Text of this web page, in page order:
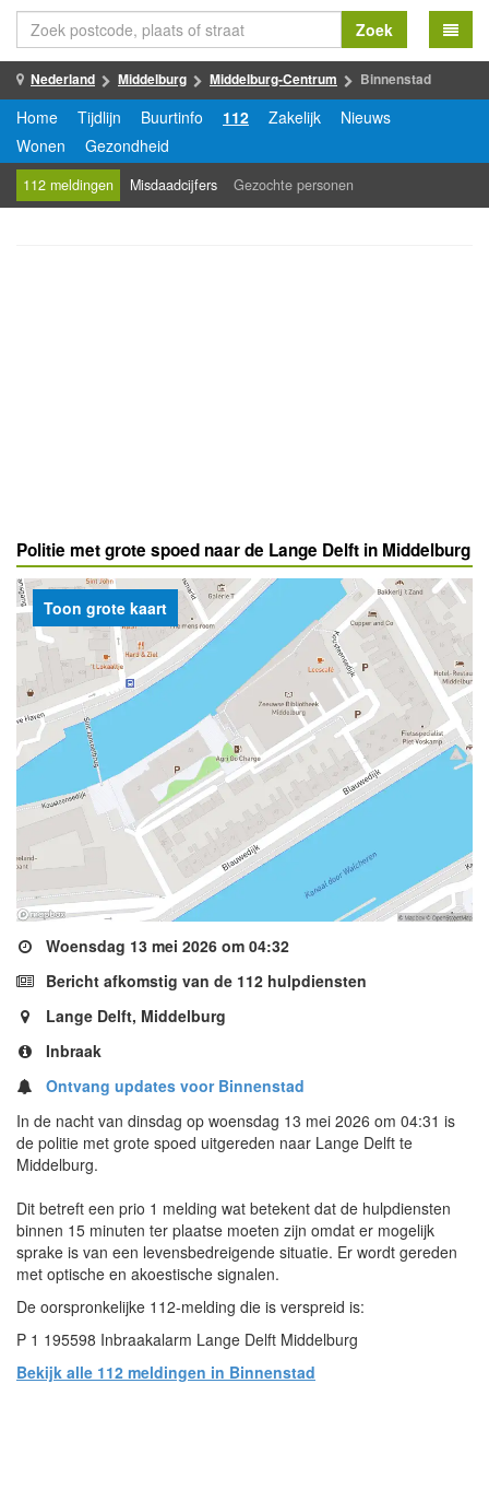
Zoek
Nederland Middelburg Middelburg-Centrum Binnenstad
Home Tijdlijn Buurtinfo 112 Zakelijk
Nieuws
Wonen
Gezondheid
112 meldingen Misdaadcijfers Gezochte personen
Politie met grote spoed naar de Lange Delft in Middelburg
Woensdag 13 mei 2026 om 04:32
Bericht afkomstig van de 112 hulpdiensten
Lange Delft, Middelburg
Inbraak
Ontvang updates voor Binnenstad
In de nacht van dinsdag op woensdag 13 mei 2026 om 04:31 is
de politie met grote spoed uitgereden naar Lange Delft te
Middelburg.
Dit betreft een prio 1 melding wat betekent dat de hulpdiensten
binnen 15 minuten ter plaatse moeten zijn omdat er mogelijk
sprake is van een levensbedreigende situatie. Er wordt gereden
met optische en akoestische signalen.
De oorspronkelijke 112-melding die is verspreid is:
P 1 195598 Inbraakalarm Lange Delft Middelburg
Bekijk alle 112 meldingen in Binnenstad
Toon grote kaart